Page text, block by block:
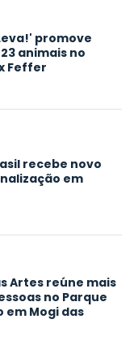
promove
animais no
Feffer
recebe novo
em
Artes reúne mais
no Parque
em Mogi das